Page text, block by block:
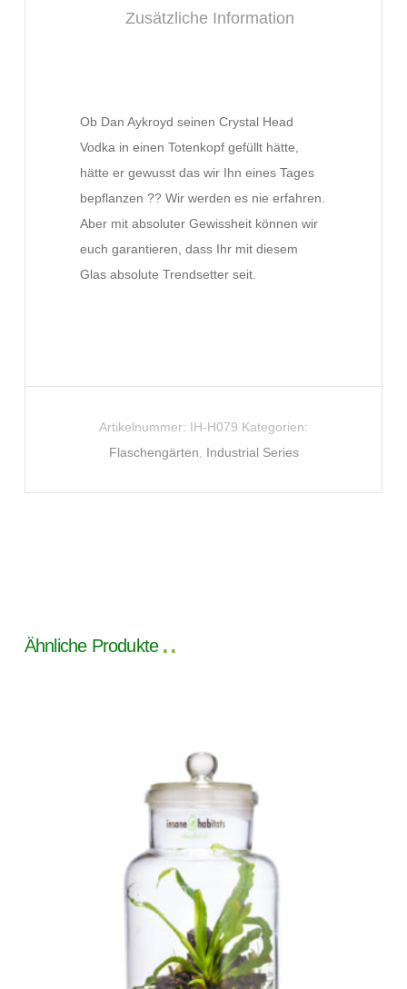
Zusätzliche Information
Ob Dan Aykroyd seinen Crystal Head
Vodka in einen Totenkopf gefüllt hätte,
hätte er gewusst das wir Ihn eines Tages
bepflanzen ?? Wir werden es nie erfahren.
Aber mit absoluter Gewissheit können wir
euch garantieren, dass Ihr mit diesem
Glas absolute Trendsetter seit.
Artikelnummer: IH-H079 Kategorien:
Flaschengärten, Industrial Series
Ähnliche Produkte